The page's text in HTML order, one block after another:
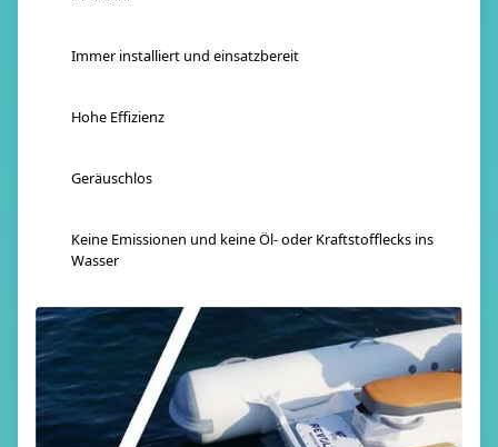
Immer installiert und einsatzbereit
Hohe Effizienz
Geräuschlos
Keine Emissionen und keine Öl- oder Kraftstofflecks ins
Wasser